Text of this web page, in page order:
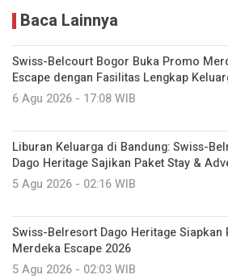
Baca Lainnya
Swiss-Belcourt Bogor Buka Promo
Escape dengan Fasilitas Lengkap
6 Agu 2026 - 17:08 WIB
Liburan Keluarga di Bandung: Swiss-
Dago Heritage Sajikan Paket Stay &
5 Agu 2026 - 02:16 WIB
Swiss-Belresort Dago Heritage Siapkan
Merdeka Escape 2026
5 Agu 2026 - 02:03 WIB